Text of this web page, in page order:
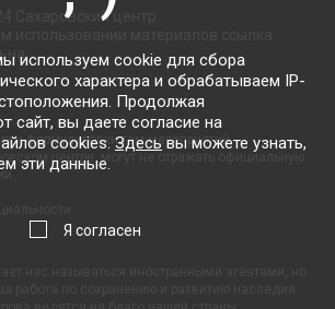
Сахаровский центр
и формулировки тем мероприятий,
центре, могут не отражать официальную
используем cookie для сбора
характера и обрабатываем IP-
Продолжая
сайт, вы даете согласие на
cookies. Здесь вы можете узнать,
эти данные.
Я согласен